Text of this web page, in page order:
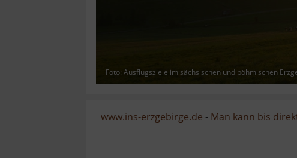
Foto: Ausflugsziele im sächsischen und böhmischen
www.ins-erzgebirge.de - Man kann bis